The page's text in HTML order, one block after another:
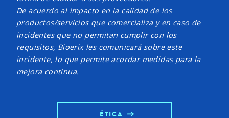
De acuerdo al impacto en la calidad de los
productos/servicios que comercializa y en caso de
incidentes que no permitan cumplir con los
requisitos, Bioerix les comunicará sobre este
incidente, lo que permite acordar medidas para la
mejora continua.
ÉTICA